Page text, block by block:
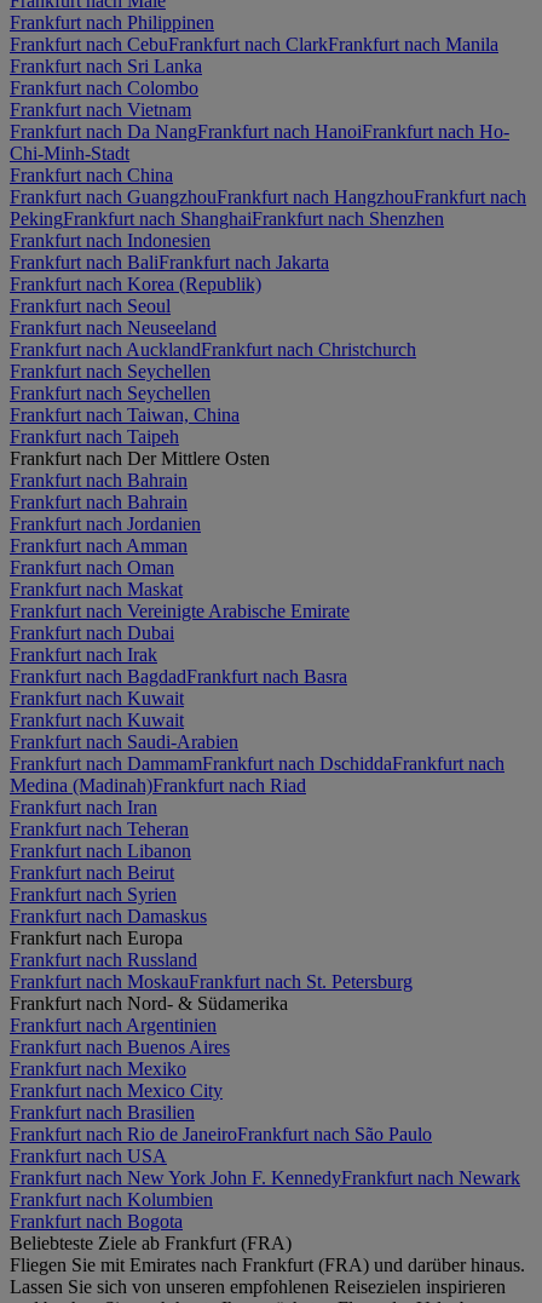
Frankfurt nach Philippinen
Frankfurt nach CebuFrankfurt nach ClarkFrankfurt nach Manila
Frankfurt nach Sri Lanka
Frankfurt nach Colombo
Frankfurt nach Vietnam
Frankfurt nach Da NangFrankfurt nach HanoiFrankfurt nach Ho-
Chi-Minh-Stadt
Frankfurt nach China
Frankfurt nach GuangzhouFrankfurt nach HangzhouFrankfurt nach
PekingFrankfurt nach ShanghaiFrankfurt nach Shenzhen
Frankfurt nach Indonesien
Frankfurt nach BaliFrankfurt nach Jakarta
Frankfurt nach Korea (Republik)
Frankfurt nach Seoul
Frankfurt nach Neuseeland
Frankfurt nach AucklandFrankfurt nach Christchurch
Frankfurt nach Seychellen
Frankfurt nach Seychellen
Frankfurt nach Taiwan, China
Frankfurt nach Taipeh
Frankfurt nach Der Mittlere Osten
Frankfurt nach Bahrain
Frankfurt nach Bahrain
Frankfurt nach Jordanien
Frankfurt nach Amman
Frankfurt nach Oman
Frankfurt nach Maskat
Frankfurt nach Vereinigte Arabische Emirate
Frankfurt nach Dubai
Frankfurt nach Irak
Frankfurt nach BagdadFrankfurt nach Basra
Frankfurt nach Kuwait
Frankfurt nach Kuwait
Frankfurt nach Saudi-Arabien
Frankfurt nach DammamFrankfurt nach DschiddaFrankfurt nach
Medina (Madinah)Frankfurt nach Riad
Frankfurt nach Iran
Frankfurt nach Teheran
Frankfurt nach Libanon
Frankfurt nach Beirut
Frankfurt nach Syrien
Frankfurt nach Damaskus
Frankfurt nach Europa
Frankfurt nach Russland
Frankfurt nach MoskauFrankfurt nach St. Petersburg
Frankfurt nach Nord- & Südamerika
Frankfurt nach Argentinien
Frankfurt nach Buenos Aires
Frankfurt nach Mexiko
Frankfurt nach Mexico City
Frankfurt nach Brasilien
Frankfurt nach Rio de JaneiroFrankfurt nach São Paulo
Frankfurt nach USA
Frankfurt nach New York John F. KennedyFrankfurt nach Newark
Frankfurt nach Kolumbien
Frankfurt nach Bogota
Beliebteste Ziele ab Frankfurt (FRA)
Fliegen Sie mit Emirates nach Frankfurt (FRA) und darüber hinaus.
Lassen Sie sich von unseren empfohlenen Reisezielen inspirieren